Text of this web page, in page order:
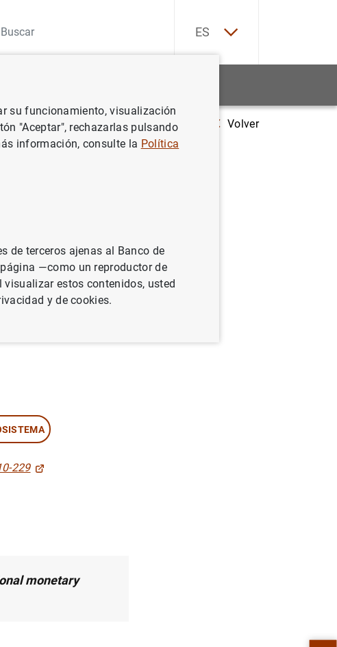
ES
heterogeneous effects of ECB unconventional monetary policies across euro
Volver
euro
229
monetary
su funcionamiento, visualización
"Aceptar", rechazarlas pulsando
información, consulte la Política
de terceros ajenas al Banco de
—como un reproductor de
estos contenidos, usted
y de cookies.